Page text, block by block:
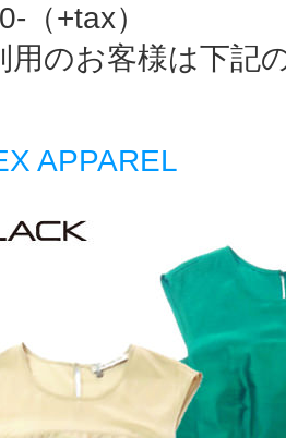
（+tax）
用のお客様は下記
APPAREL